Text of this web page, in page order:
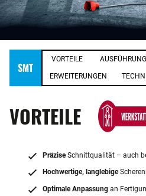
SMT
VORTEILE
ERWEITERUNGEN
VORTEILE
PräziseSchnittqualität – auch
Hochwertige, langlebige
Optimale Anpassung an